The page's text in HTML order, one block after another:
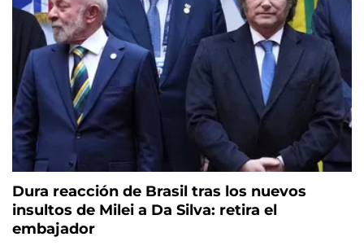
Dura reacción de Brasil tras los nuevos
insultos de Milei a Da Silva: retira el
embajador